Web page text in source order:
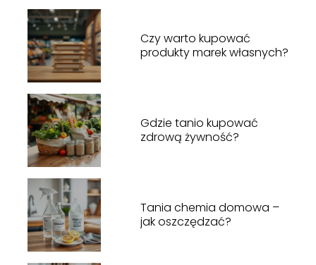
Czy warto kupować
produkty marek własnych?
Gdzie tanio kupować
zdrową żywność?
Tania chemia domowa –
jak oszczędzać?